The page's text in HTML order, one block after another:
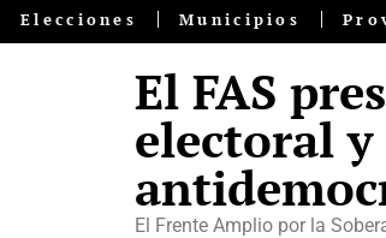
Elecciones Municipios
El FAS
electoral
El Frente Amplio por la